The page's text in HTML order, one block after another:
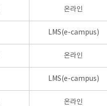
온라인
LMS(e-campus)
온라인
LMS(e-campus)
온라인